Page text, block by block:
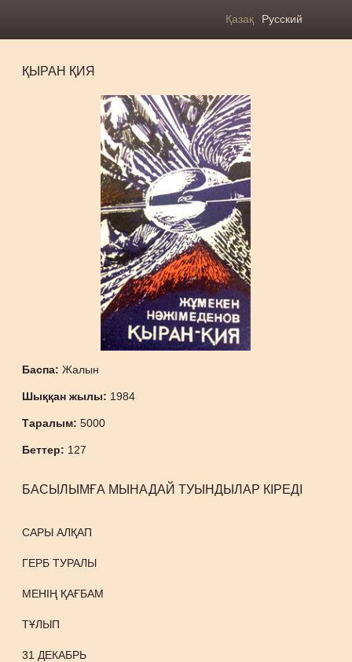
Қазақ Русский
ҚЫРАН ҚИЯ
Баспа:Жалын
Шыққан жылы: 1984
Таралым:5000
Беттер: 127
БАСЫЛЫМҒА МЫНАДАЙ ТУЫНДЫЛАР КІРЕДІ
САРЫ АЛҚАП
ГЕРБ ТУРАЛЫ
МЕНІҢ ҚАҒБАМ
ТҰЛЫП
31 ДЕКАБРЬ